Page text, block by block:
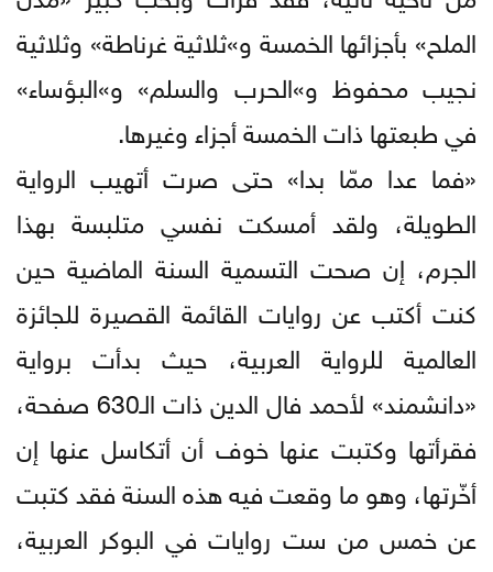
الملح» بأجزائها الخمسة و»ثلاثية غرناطة» وثلاثية
نجيب محفوظ و»الحرب والسلم» و»البؤساء»
في طبعتها ذات الخمسة أجزاء وغيرها.
«فما عدا ممّا بدا» حتى صرت أتهيب الرواية
الطويلة، ولقد أمسكت نفسي متلبسة بهذا
الجرم، إن صحت التسمية السنة الماضية حين
كنت أكتب عن روايات القائمة القصيرة للجائزة
العالمية للرواية العربية، حيث بدأت برواية
«دانشمند» لأحمد فال الدين ذات الـ630 صفحة،
فقرأتها وكتبت عنها خوف أن أتكاسل عنها إن
أخّرتها، وهو ما وقعت فيه هذه السنة فقد كتبت
عن خمس من ست روايات في البوكر العربية،